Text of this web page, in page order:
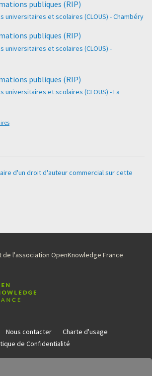
publiques (RIP)
universitaires et scolaires (CLOUS) - Chambéry
publiques (RIP)
universitaires et scolaires (CLOUS) -
publiques (RIP)
universitaires et scolaires (CLOUS) - La
d'un droit d'auteur commercial sur cette
de l'association OpenKnowledge France
Nous contacter
Charte d'usage
de Confidentialité